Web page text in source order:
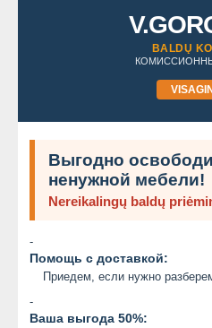
BALDŲ
Выгодно
ненужной мебели!
Nereikalingų baldų
-
Помощь с доставкой:
Приедем, если нужно
-
Ваша выгода 50%: